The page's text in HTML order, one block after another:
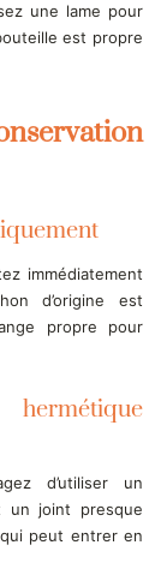
une lame pour
est propre
immédiatement
d’origine est
propre pour
d’utiliser un
un joint presque
peut entrer en